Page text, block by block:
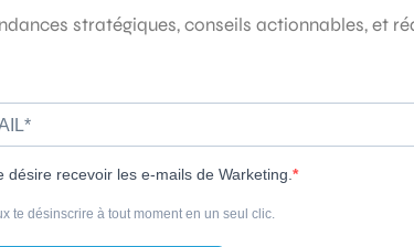
stratégiques, conseils actionnables, et
désire recevoir les e-mails de Warketing.
te désinscrire à tout moment en un seul clic.